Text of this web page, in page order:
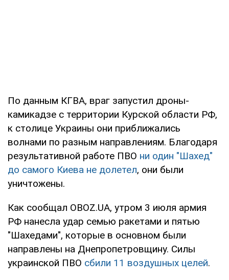
По данным КГВА, враг запустил дроны-
камикадзе с территории Курской области РФ,
к столице Украины они приближались
волнами по разным направлениям. Благодаря
результативной работе ПВО ни один "Шахед"
до самого Киева не долетел, они были
уничтожены.
Как сообщал OBOZ.UA, утром 3 июля армия
РФ нанесла удар семью ракетами и пятью
"Шахедами", которые в основном были
направлены на Днепропетровщину. Силы
украинской ПВО сбили 11 воздушных целей.